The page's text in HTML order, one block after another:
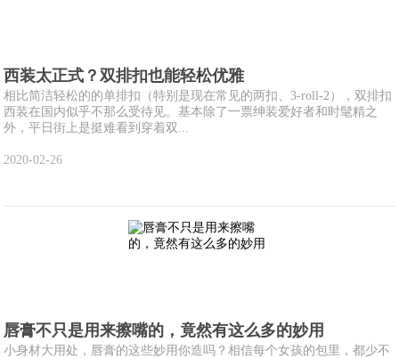
西装太正式？双排扣也能轻松优雅
相比简洁轻松的的单排扣（特别是现在常见的两扣、3-roll-2），双排扣
西装在国内似乎不那么受待见。基本除了一票绅装爱好者和时髦精之
外，平日街上是挺难看到穿着双...
2020-02-26
唇膏不只是用来擦嘴的，竟然有这么多的妙用
小身材大用处，唇膏的这些妙用你造吗？相信每个女孩的包里，都少不